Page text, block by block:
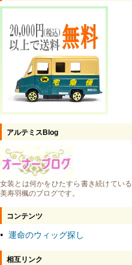
アルテミスBlog
女装とは何かをひたすら書き続けている
美寿羽楓のブログです。
コンテンツ
● 運命のウィッグ探し
相互リンク